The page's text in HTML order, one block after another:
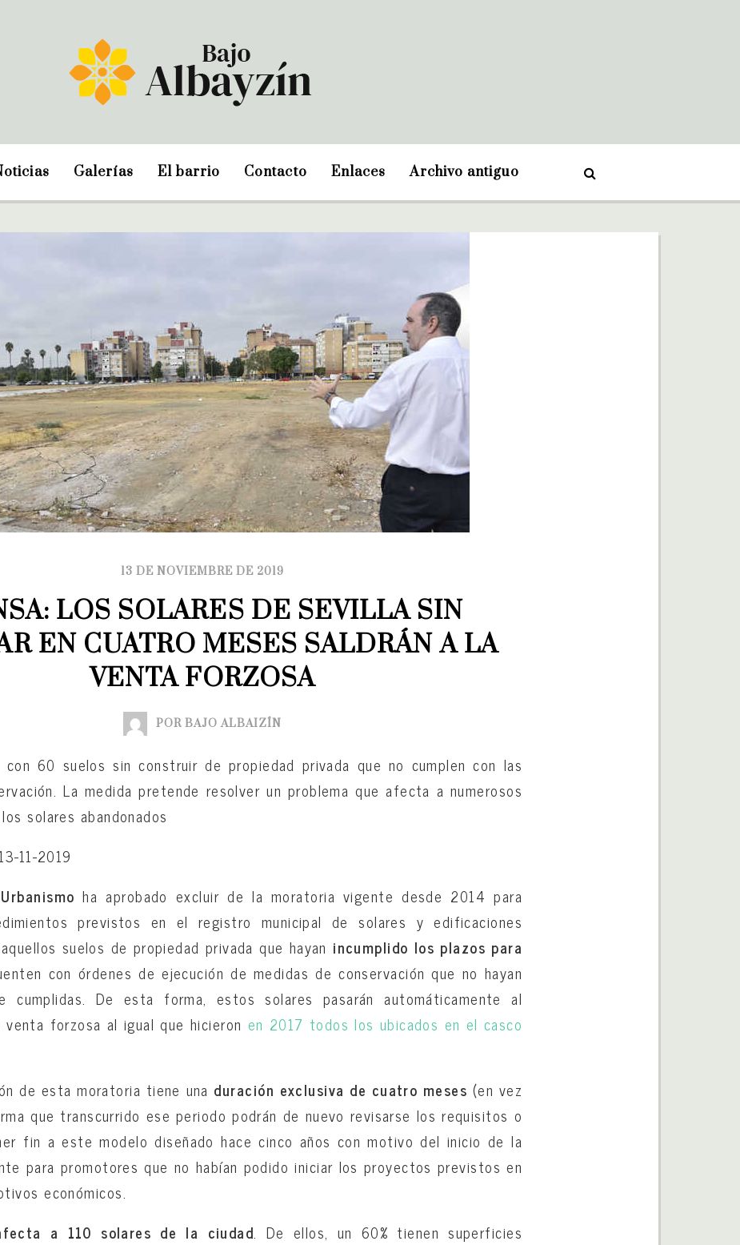
Galerías El barrio Contacto Enlaces Archivo antiguo
13 DE NOVIEMBRE DE 2019
LOS SOLARES DE SEVILLA SIN
EN CUATRO MESES SALDRÁN A LA
VENTA FORZOSA
POR BAJO ALBAIZÍN
con 60 suelos sin construir de propiedad privada que no cumplen con las
La medida pretende resolver un problema que afecta a numerosos
solares abandonados
11-2019
ha aprobado excluir de la moratoria vigente desde 2014 para
previstos en el registro municipal de solares y edificaciones
suelos de propiedad privada que hayan incumplido los plazos para
con órdenes de ejecución de medidas de conservación que no hayan
cumplidas. De esta forma, estos solares pasarán automáticamente al
forzosa al igual que hicieron en 2017 todos los ubicados en el casco
de esta moratoria tiene una duración exclusiva de cuatro meses (en vez
que transcurrido ese periodo podrán de nuevo revisarse los requisitos o
fin a este modelo diseñado hace cinco años con motivo del inicio de la
para promotores que no habían podido iniciar los proyectos previstos en
económicos.
a 110 solares de la ciudad. De ellos, un 60% tienen superficies